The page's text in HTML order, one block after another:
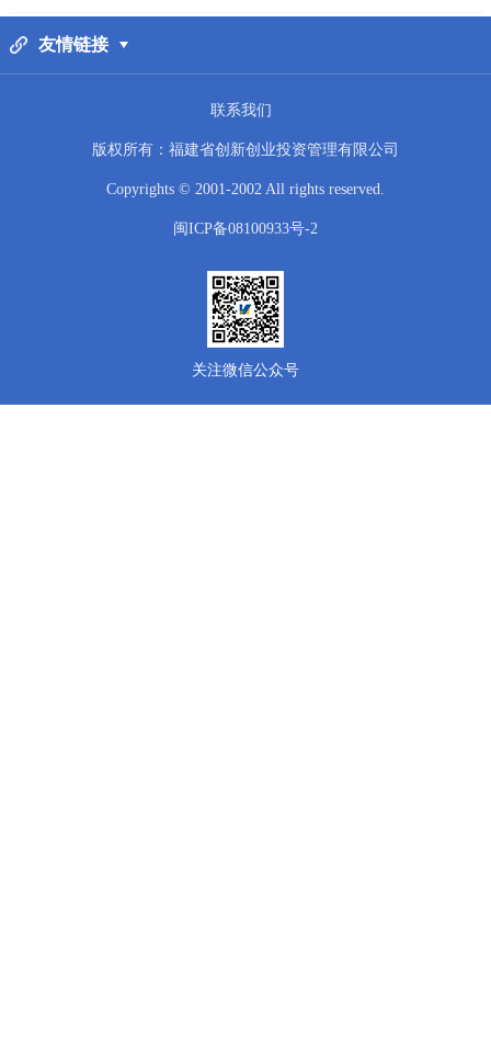
友情链接
联系我们
版权所有：福建省创新创业投资管理有限公司
Copyrights © 2001-2002 All rights reserved.
闽ICP备08100933号-2
关注微信公众号